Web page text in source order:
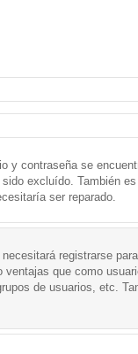
y contraseña se
excluído. También es
ser reparado.
registrarse para
ventajas que como
de usuarios, etc.